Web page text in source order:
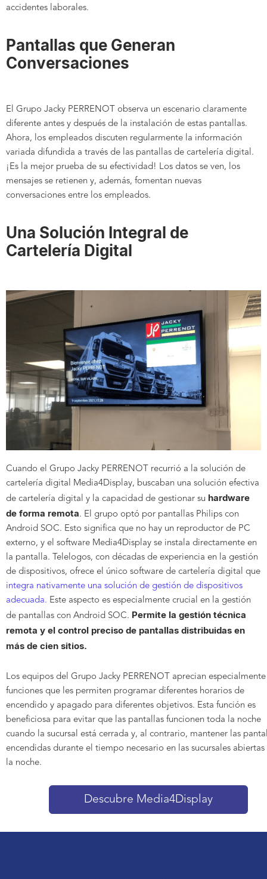
accidentes laborales.
Pantallas que Generan
Conversaciones
El Grupo Jacky PERRENOT observa un escenario claramente
diferente antes y después de la instalación de estas pantallas.
Ahora, los empleados discuten regularmente la información
variada difundida a través de las pantallas de cartelería digital.
¡Es la mejor prueba de su efectividad! Los datos se ven, los
mensajes se retienen y, además, fomentan nuevas
conversaciones entre los empleados.
Una Solución Integral de
Cartelería Digital
Cuando el Grupo Jacky PERRENOT recurrió a la solución de
cartelería digital Media4Display, buscaban una solución efectiva
de cartelería digital y la capacidad de gestionar su hardware
de forma remota. El grupo optó por pantallas Philips con
Android SOC. Esto significa que no hay un reproductor de PC
externo, y el software Media4Display se instala directamente en
la pantalla. Telelogos, con décadas de experiencia en la gestión
de dispositivos, ofrece el único software de cartelería digital que
integra nativamente una solución de gestión de dispositivos
adecuada. Este aspecto es especialmente crucial en la gestión
de pantallas con Android SOC. Permite la gestión técnica
remota y el control preciso de pantallas distribuidas en
más de cien sitios.
Los equipos del Grupo Jacky PERRENOT aprecian especialmente
funciones que les permiten programar diferentes horarios de
encendido y apagado para diferentes objetivos. Esta función es
beneficiosa para evitar que las pantallas funcionen toda la noche
cuando la sucursal está cerrada y, al contrario, mantener las
encendidas durante el tiempo necesario en las sucursales
la noche.
Descubre Media4Display